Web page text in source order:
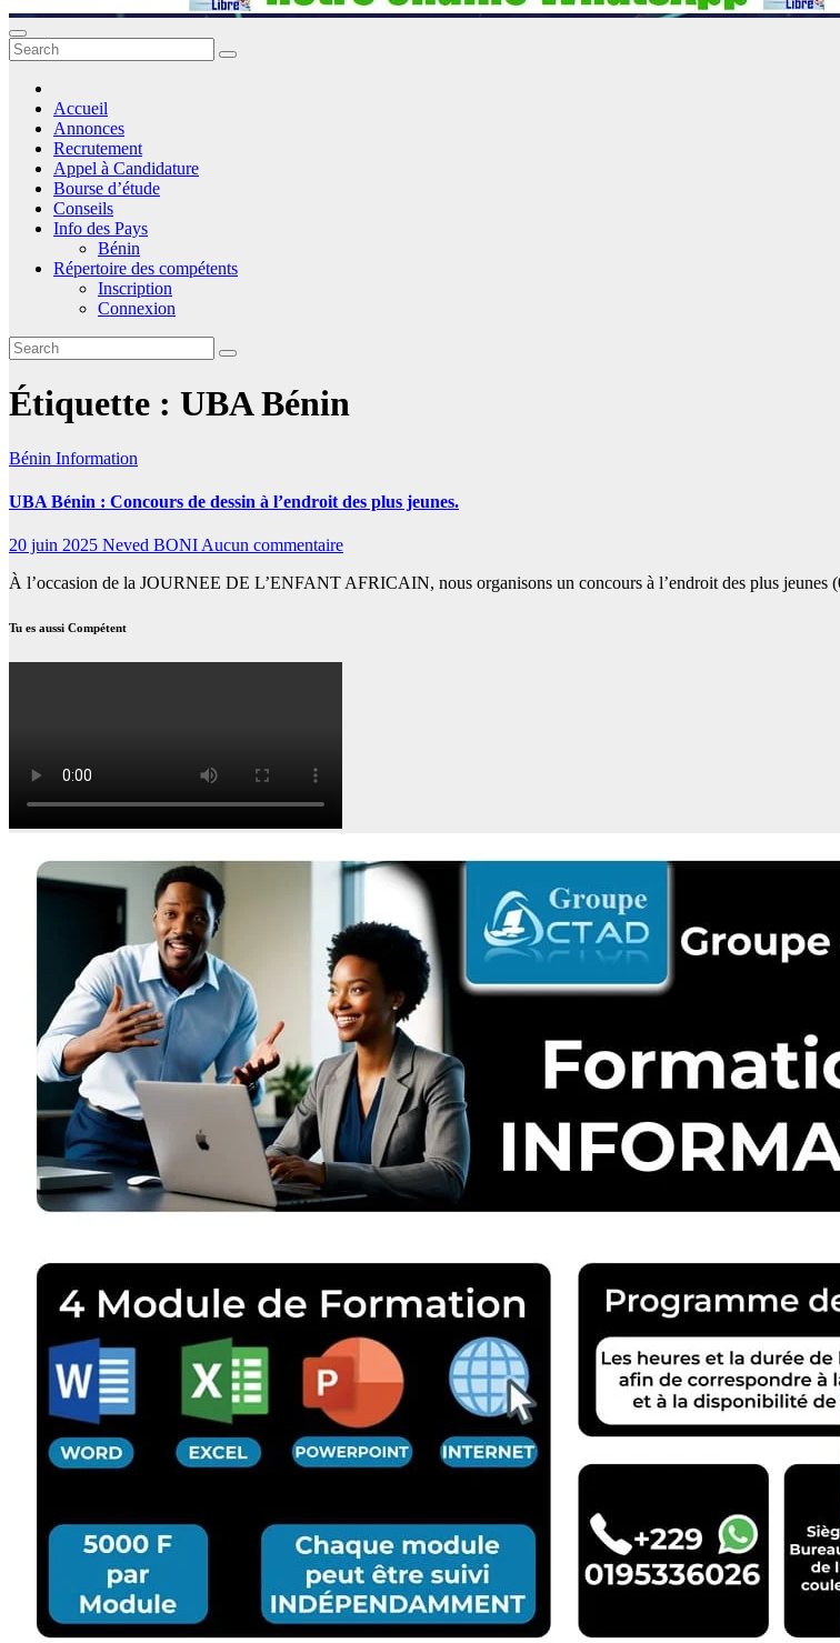
Accueil
Annonces
Recrutement
Appel à Candidature
Bourse d’étude
Conseils
Info des Pays
Bénin
Répertoire des compétents
Inscription
Connexion
Étiquette : UBA Bénin
Bénin Information
UBA Bénin : Concours de dessin à l’endroit des plus jeunes.
20 juin 2025 Neved BONIAucun commentaire
À l’occasion de la JOURNEE DE L’ENFANT AFRICAIN, nous organisons un concours à l’endroit des plus jeunes
Tu es aussi Compétent